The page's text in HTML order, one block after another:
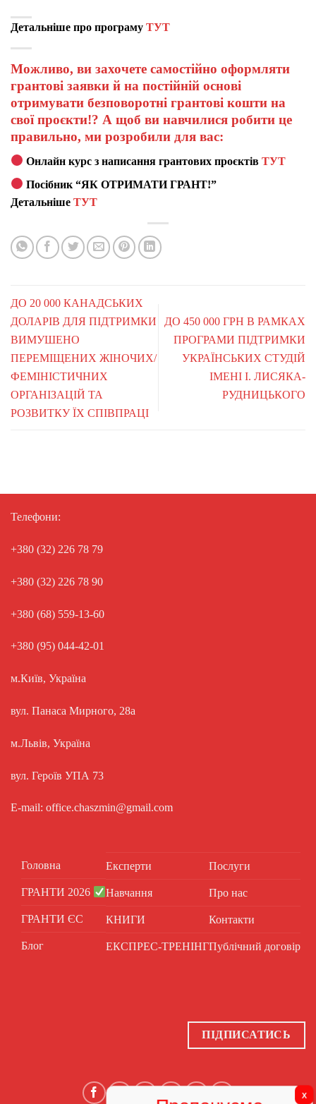
Детальніше про програму ТУТ
Можливо, ви захочете самостійно оформляти
грантові заявки й на постійній основі
отримувати безповоротні грантові кошти на
свої проєкти!? А щоб ви навчилися робити це
правильно, ми розробили для вас:
Онлайн курс з написання грантових проєктівТУТ
Посібник “ЯК ОТРИМАТИ ГРАНТ!”
Детальніше ТУТ
ДО 20 000 КАНАДСЬКИХ
ДОЛАРІВ ДЛЯ ПІДТРИМКИ
ВИМУШЕНО
ПЕРЕМІЩЕНИХ ЖІНОЧИХ/
ФЕМІНІСТИЧНИХ
ОРГАНІЗАЦІЙ ТА
РОЗВИТКУ ЇХ СПІВПРАЦІ
ДО 450 000 ГРН В РАМКАХ
ПРОГРАМИ ПІДТРИМКИ
УКРАЇНСЬКИХ СТУДІЙ
ІМЕНІ І. ЛИСЯКА-
РУДНИЦЬКОГО
Телефони:
+380 (32) 226 78 79
+380 (32) 226 78 90
+380 (68) 559-13-60
+380 (95) 044-42-01
м.Київ, Україна
вул. Панаса Мирного, 28а
м.Львів, Україна
вул. Героїв УПА 73
E-mail: office.chaszmin@gmail.com
Головна
ГРАНТИ 2026
ГРАНТИ ЄС
Блог
Експерти
Навчання
КНИГИ
ЕКСПРЕС-ТРЕНІНГ
Послуги
Про нас
Контакти
Публічний договір
ПІДПИСАТИСЬ